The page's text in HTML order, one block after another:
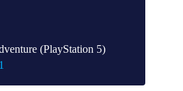
(PlayStation 5)